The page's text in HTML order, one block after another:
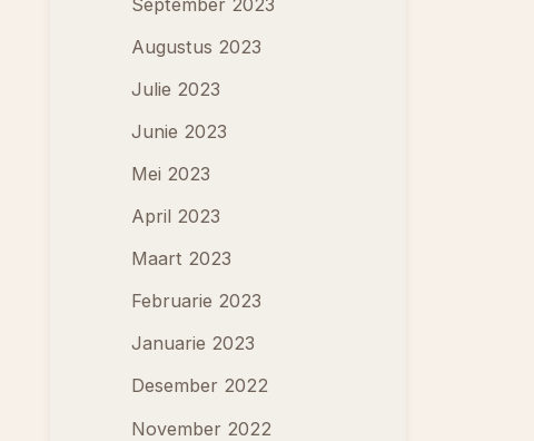
Augustus 2023
Julie 2023
Junie 2023
Mei 2023
April 2023
Maart 2023
Februarie 2023
Januarie 2023
Desember 2022
November 2022